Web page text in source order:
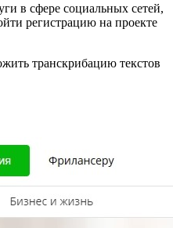
в сфере социальных сетей,
регистрацию на проекте
транскрибацию текстов